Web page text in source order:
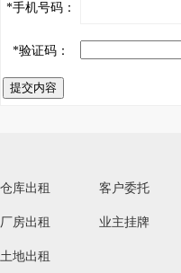
*手机号码：
*验证码：
提交内容
仓库出租
厂房出租
土地出租
客户委托
业主挂牌